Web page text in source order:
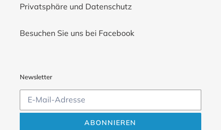
Privatsphäre und Datenschutz
Besuchen Sie uns bei Facebook
Newsletter
ABONNIEREN